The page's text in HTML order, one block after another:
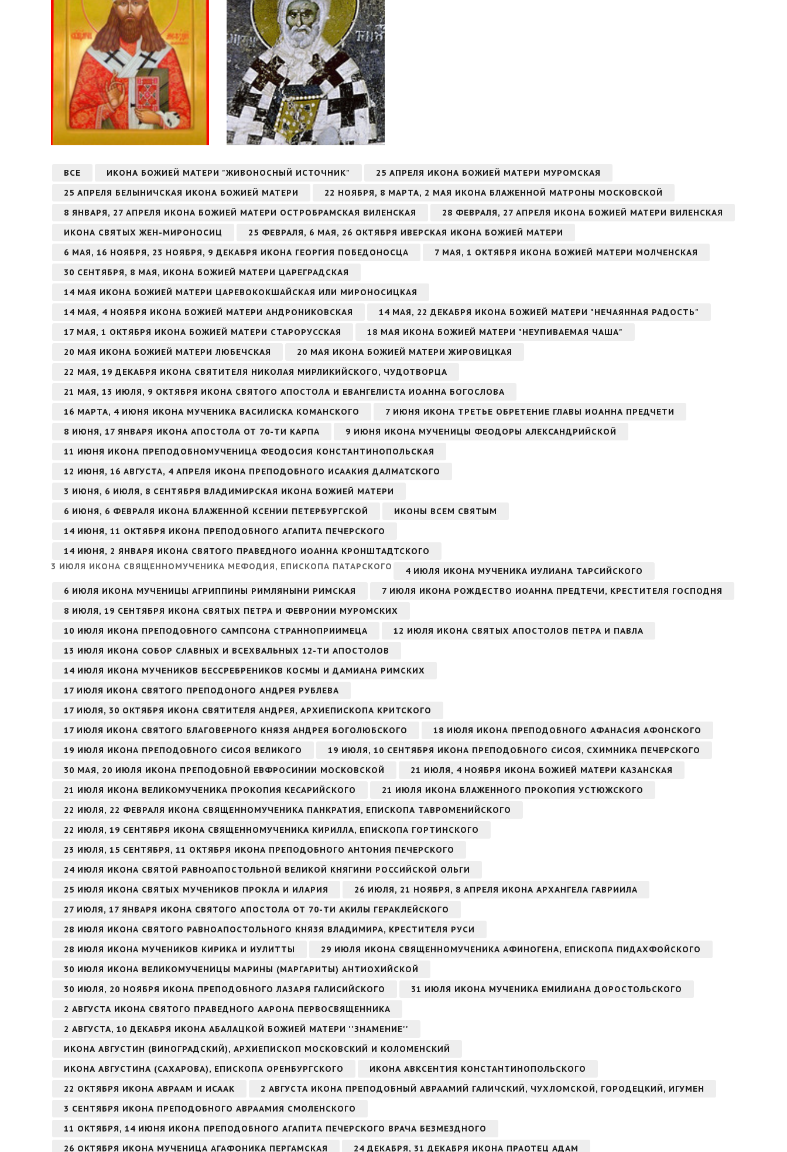
ВСЕ ИКОНА БОЖИЕЙ МАТЕРИ "ЖИВОНОСНЫЙ ИСТОЧНИК"
25 АПРЕЛЯ ИКОНА БОЖИЕЙ МАТЕРИ МУРОМСКАЯ
25 АПРЕЛЯ БЕЛЫНИЧСКАЯ ИКОНА БОЖИЕЙ МАТЕРИ
22 НОЯБРЯ, 8 МАРТА, 2 МАЯ ИКОНА БЛАЖЕННОЙ МАТРОНЫ МОСКОВСКОЙ
8 ЯНВАРЯ, 27 АПРЕЛЯ ИКОНА БОЖИЕЙ МАТЕРИ ОСТРОБРАМСКАЯ ВИЛЕНСКАЯ
28 ФЕВРАЛЯ, 27 АПРЕЛЯ ИКОНА БОЖИЕЙ МАТЕРИ ВИЛЕНСКАЯ
ИКОНА СВЯТЫХ ЖЕН-МИРОНОСИЦ
25 ФЕВРАЛЯ, 6 МАЯ, 26 ОКТЯБРЯ ИВЕРСКАЯ ИКОНА БОЖИЕЙ МАТЕРИ
6 МАЯ, 16 НОЯБРЯ, 23 НОЯБРЯ, 9 ДЕКАБРЯ ИКОНА ГЕОРГИЯ ПОБЕДОНОСЦА
7 МАЯ, 1 ОКТЯБРЯ ИКОНА БОЖИЕЙ МАТЕРИ МОЛЧЕНСКАЯ
30 СЕНТЯБРЯ, 8 МАЯ, ИКОНА БОЖИЕЙ МАТЕРИ ЦАРЕГРАДСКАЯ
14 МАЯ ИКОНА БОЖИЕЙ МАТЕРИ ЦАРЕВОКОКШАЙСКАЯ ИЛИ МИРОНОСИЦКАЯ
14 МАЯ, 4 НОЯБРЯ ИКОНА БОЖИЕЙ МАТЕРИ АНДРОНИКОВСКАЯ
14 МАЯ, 22 ДЕКАБРЯ ИКОНА БОЖИЕЙ МАТЕРИ "НЕЧАЯННАЯ РАДОСТЬ"
17 МАЯ, 1 ОКТЯБРЯ ИКОНА БОЖИЕЙ МАТЕРИ СТАРОРУССКАЯ
18 МАЯ ИКОНА БОЖИЕЙ МАТЕРИ "НЕУПИВАЕМАЯ ЧАША"
20 МАЯ ИКОНА БОЖИЕЙ МАТЕРИ ЛЮБЕЧСКАЯ
20 МАЯ ИКОНА БОЖИЕЙ МАТЕРИ ЖИРОВИЦКАЯ
22 МАЯ, 19 ДЕКАБРЯ ИКОНА СВЯТИТЕЛЯ НИКОЛАЯ МИРЛИКИЙСКОГО, ЧУДОТВОРЦА
21 МАЯ, 13 ИЮЛЯ, 9 ОКТЯБРЯ ИКОНА СВЯТОГО АПОСТОЛА И ЕВАНГЕЛИСТА ИОАННА БОГОСЛОВА
16 МАРТА, 4 ИЮНЯ ИКОНА МУЧЕНИКА ВАСИЛИСКА КОМАНСКОГО
7 ИЮНЯ ИКОНА ТРЕТЬЕ ОБРЕТЕНИЕ ГЛАВЫ ИОАННА ПРЕДЧЕТИ
8 ИЮНЯ, 17 ЯНВАРЯ ИКОНА АПОСТОЛА ОТ 70-ТИ КАРПА
9 ИЮНЯ ИКОНА МУЧЕНИЦЫ ФЕОДОРЫ АЛЕКСАНДРИЙСКОЙ
11 ИЮНЯ ИКОНА ПРЕПОДОБНОМУЧЕНИЦА ФЕОДОСИЯ КОНСТАНТИНОПОЛЬСКАЯ
12 ИЮНЯ, 16 АВГУСТА, 4 АПРЕЛЯ ИКОНА ПРЕПОДОБНОГО ИСААКИЯ ДАЛМАТСКОГО
3 ИЮНЯ, 6 ИЮЛЯ, 8 СЕНТЯБРЯ ВЛАДИМИРСКАЯ ИКОНА БОЖИЕЙ МАТЕРИ
6 ИЮНЯ, 6 ФЕВРАЛЯ ИКОНА БЛАЖЕННОЙ КСЕНИИ ПЕТЕРБУРГСКОЙ
ИКОНЫ ВСЕМ СВЯТЫМ
14 ИЮНЯ, 11 ОКТЯБРЯ ИКОНА ПРЕПОДОБНОГО АГАПИТА ПЕЧЕРСКОГО
14 ИЮНЯ, 2 ЯНВАРЯ ИКОНА СВЯТОГО ПРАВЕДНОГО ИОАННА КРОНШТАДТСКОГО
3 ИЮЛЯ ИКОНА СВЯЩЕННОМУЧЕНИКА МЕФОДИЯ, ЕПИСКОПА ПАТАРСКОГО
4 ИЮЛЯ ИКОНА МУЧЕНИКА ИУЛИАНА ТАРСИЙСКОГО
6 ИЮЛЯ ИКОНА МУЧЕНИЦЫ АГРИППИНЫ РИМЛЯНЫНИ РИМСКАЯ
7 ИЮЛЯ ИКОНА РОЖДЕСТВО ИОАННА ПРЕДТЕЧИ, КРЕСТИТЕЛЯ ГОСПОДНЯ
8 ИЮЛЯ, 19 СЕНТЯБРЯ ИКОНА СВЯТЫХ ПЕТРА И ФЕВРОНИИ МУРОМСКИХ
10 ИЮЛЯ ИКОНА ПРЕПОДОБНОГО САМПСОНА СТРАННОПРИИМЕЦА
12 ИЮЛЯ ИКОНА СВЯТЫХ АПОСТОЛОВ ПЕТРА И ПАВЛА
13 ИЮЛЯ ИКОНА СОБОР СЛАВНЫХ И ВСЕХВАЛЬНЫХ 12-ТИ АПОСТОЛОВ
14 ИЮЛЯ ИКОНА МУЧЕНИКОВ БЕССРЕБРЕНИКОВ КОСМЫ И ДАМИАНА РИМСКИХ
17 ИЮЛЯ ИКОНА СВЯТОГО ПРЕПОДОНОГО АНДРЕЯ РУБЛЕВА
17 ИЮЛЯ, 30 ОКТЯБРЯ ИКОНА СВЯТИТЕЛЯ АНДРЕЯ, АРХИЕПИСКОПА КРИТСКОГО
17 ИЮЛЯ ИКОНА СВЯТОГО БЛАГОВЕРНОГО КНЯЗЯ АНДРЕЯ БОГОЛЮБСКОГО
18 ИЮЛЯ ИКОНА ПРЕПОДОБНОГО АФАНАСИЯ АФОНСКОГО
19 ИЮЛЯ ИКОНА ПРЕПОДОБНОГО СИСОЯ ВЕЛИКОГО
19 ИЮЛЯ, 10 СЕНТЯБРЯ ИКОНА ПРЕПОДОБНОГО СИСОЯ, СХИМНИКА ПЕЧЕРСКОГО
30 МАЯ, 20 ИЮЛЯ ИКОНА ПРЕПОДОБНОЙ ЕВФРОСИНИИ МОСКОВСКОЙ
21 ИЮЛЯ, 4 НОЯБРЯ ИКОНА БОЖИЕЙ МАТЕРИ КАЗАНСКАЯ
21 ИЮЛЯ ИКОНА ВЕЛИКОМУЧЕНИКА ПРОКОПИЯ КЕСАРИЙСКОГО
21 ИЮЛЯ ИКОНА БЛАЖЕННОГО ПРОКОПИЯ УСТЮЖСКОГО
22 ИЮЛЯ, 22 ФЕВРАЛЯ ИКОНА СВЯЩЕННОМУЧЕНИКА ПАНКРАТИЯ, ЕПИСКОПА ТАВРОМЕНИЙСКОГО
22 ИЮЛЯ, 19 СЕНТЯБРЯ ИКОНА СВЯЩЕННОМУЧЕНИКА КИРИЛЛА, ЕПИСКОПА ГОРТИНСКОГО
23 ИЮЛЯ, 15 СЕНТЯБРЯ, 11 ОКТЯБРЯ ИКОНА ПРЕПОДОБНОГО АНТОНИЯ ПЕЧЕРСКОГО
24 ИЮЛЯ ИКОНА СВЯТОЙ РАВНОАПОСТОЛЬНОЙ ВЕЛИКОЙ КНЯГИНИ РОССИЙСКОЙ ОЛЬГИ
25 ИЮЛЯ ИКОНА СВЯТЫХ МУЧЕНИКОВ ПРОКЛА И ИЛАРИЯ
26 ИЮЛЯ, 21 НОЯБРЯ, 8 АПРЕЛЯ ИКОНА АРХАНГЕЛА ГАВРИИЛА
27 ИЮЛЯ, 17 ЯНВАРЯ ИКОНА СВЯТОГО АПОСТОЛА ОТ 70-ТИ АКИЛЫ ГЕРАКЛЕЙСКОГО
28 ИЮЛЯ ИКОНА СВЯТОГО РАВНОАПОСТОЛЬНОГО КНЯЗЯ ВЛАДИМИРА, КРЕСТИТЕЛЯ РУСИ
28 ИЮЛЯ ИКОНА МУЧЕНИКОВ КИРИКА И ИУЛИТТЫ
29 ИЮЛЯ ИКОНА СВЯЩЕННОМУЧЕНИКА АФИНОГЕНА, ЕПИСКОПА ПИДАХФОЙСКОГО
30 ИЮЛЯ ИКОНА ВЕЛИКОМУЧЕНИЦЫ МАРИНЫ (МАРГАРИТЫ) АНТИОХИЙСКОЙ
30 ИЮЛЯ, 20 НОЯБРЯ ИКОНА ПРЕПОДОБНОГО ЛАЗАРЯ ГАЛИСИЙСКОГО
31 ИЮЛЯ ИКОНА МУЧЕНИКА ЕМИЛИАНА ДОРОСТОЛЬСКОГО
2 АВГУСТА ИКОНА СВЯТОГО ПРАВЕДНОГО ААРОНА ПЕРВОСВЯЩЕННИКА
2 АВГУСТА, 10 ДЕКАБРЯ ИКОНА АБАЛАЦКОЙ БОЖИЕЙ МАТЕРИ ''ЗНАМЕНИЕ''
ИКОНА АВГУСТИН (ВИНОГРАДСКИЙ), АРХИЕПИСКОП МОСКОВСКИЙ И КОЛОМЕНСКИЙ
ИКОНА АВГУСТИНА (САХАРОВА), ЕПИСКОПА ОРЕНБУРГСКОГО
ИКОНА АВКСЕНТИЯ КОНСТАНТИНОПОЛЬСКОГО
22 ОКТЯБРЯ ИКОНА АВРААМ И ИСААК
2 АВГУСТА ИКОНА ПРЕПОДОБНЫЙ АВРААМИЙ ГАЛИЧСКИЙ, ЧУХЛОМСКОЙ, ГОРОДЕЦКИЙ, ИГУМЕН
3 СЕНТЯБРЯ ИКОНА ПРЕПОДОБНОГО АВРААМИЯ СМОЛЕНСКОГО
11 ОКТЯБРЯ, 14 ИЮНЯ ИКОНА ПРЕПОДОБНОГО АГАПИТА ПЕЧЕРСКОГО ВРАЧА БЕЗМЕЗДНОГО
26 ОКТЯБРЯ ИКОНА МУЧЕНИЦА АГАФОНИКА ПЕРГАМСКАЯ
24 ДЕКАБРЯ, 31 ДЕКАБРЯ ИКОНА ПРАОТЕЦ АДАМ